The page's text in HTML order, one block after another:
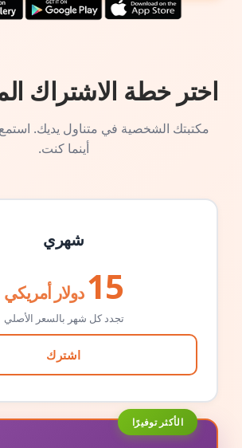
اختر خطة الاشتراك
مكتبتك الشخصية في متناول يديك. استمع
أينما كنت.
شهري
15 دولار أمريكي
تجدد كل شهر بالسعر الأصلي
اشترك
الأكثر توفيرًا